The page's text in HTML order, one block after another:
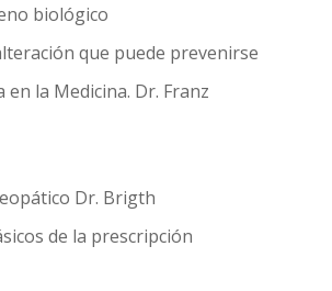
biológico
que puede prevenirse
en la Medicina. Dr. Franz
Dr. Brigth
de la prescripción